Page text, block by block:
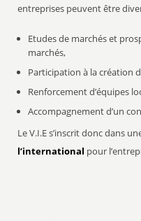
entreprises peuvent être
Etudes de marchés et
marchés,
Participation à la création
Renforcement d’équipes
Accompagnement d’un
Le V.I.E s’inscrit donc dans
l’international pour